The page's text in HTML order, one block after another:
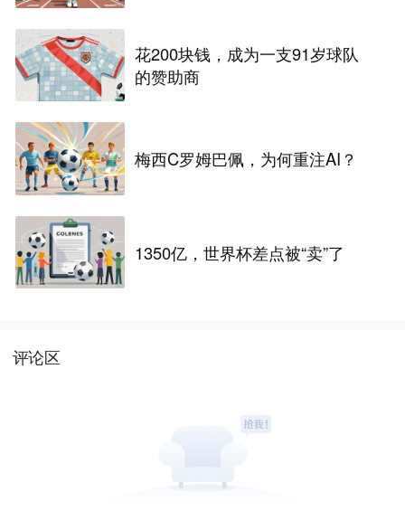
花200块钱，成为一支91岁球队
的赞助商
梅西C罗姆巴佩，为何重注AI？
1350亿，世界杯差点被“卖”了
评论区